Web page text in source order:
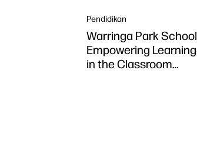
Pendidikan
Warringa Park School
Empowering Learning
in the Classroom